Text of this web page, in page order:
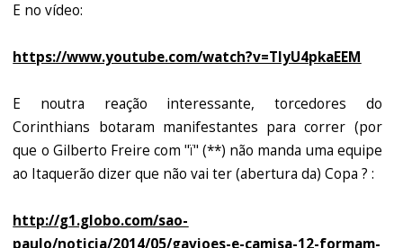
​E no ​vídeo:
https://www.youtube.com/watch?v=TlyU4pkaEEM
​E noutra reação interessante, torcedores do
Corinthians botaram manifestantes para correr (por
que o Gilberto Freire com "ï" (**) não manda uma equipe
ao Itaquerão dizer que não vai ter (abertura da) Copa ? : ​
http://g1.globo.com/sao-
paulo/noticia/2014/05/gavioes-e-camisa-12-formam-